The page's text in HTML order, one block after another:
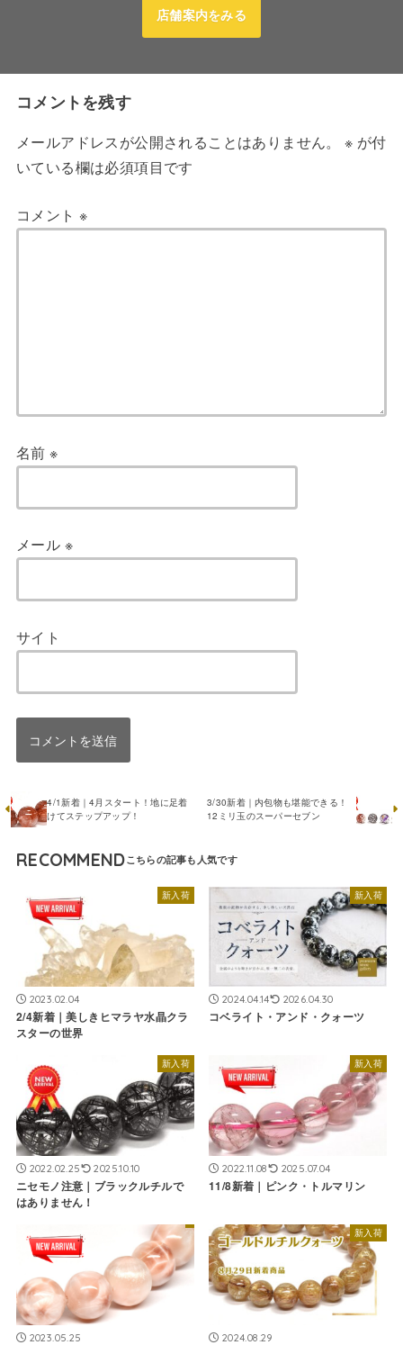
店舗案内をみる
コメントを残す
メールアドレスが公開されることはありません。 ※ が付
いている欄は必須項目です
コメント ※
名前※
メール ※
サイト
4/1新着｜4月スタート！地に足着
けてステップアップ！
3/30新着｜内包物も堪能できる！
12ミリ玉のスーパーセブン
RECOMMEND
新入荷
2023.02.04
2/4新着｜美しきヒマラヤ水晶クラ
スターの世界
新入荷
2024.04.14 2026.04.30
コベライト・アンド・クォーツ
新入荷
2022.02.25 2025.10.10
ニセモノ注意｜ブラックルチルで
はありません！
新入荷
2022.11.08 2025.07.04
11/8新着｜ピンク・トルマリン
2023.05.25
新入荷
2024.08.29